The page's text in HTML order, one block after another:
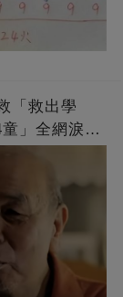
「救出學
」全網淚